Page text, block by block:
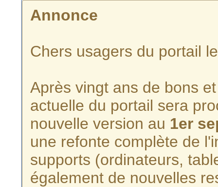
Annonce
Chers usagers du portail
Après vingt ans de bons
actuelle du portail sera
nouvelle version au 1er
une refonte complète de
supports (ordinateurs,
également de nouvelles